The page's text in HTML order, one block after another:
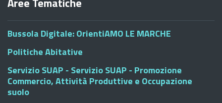
Bussola Digitale: OrientiAMO LE MARCHE
Politiche Abitative
Servizio SUAP - Servizio SUAP - Promozione
Commercio, Attività Produttive e Occupazione
suolo